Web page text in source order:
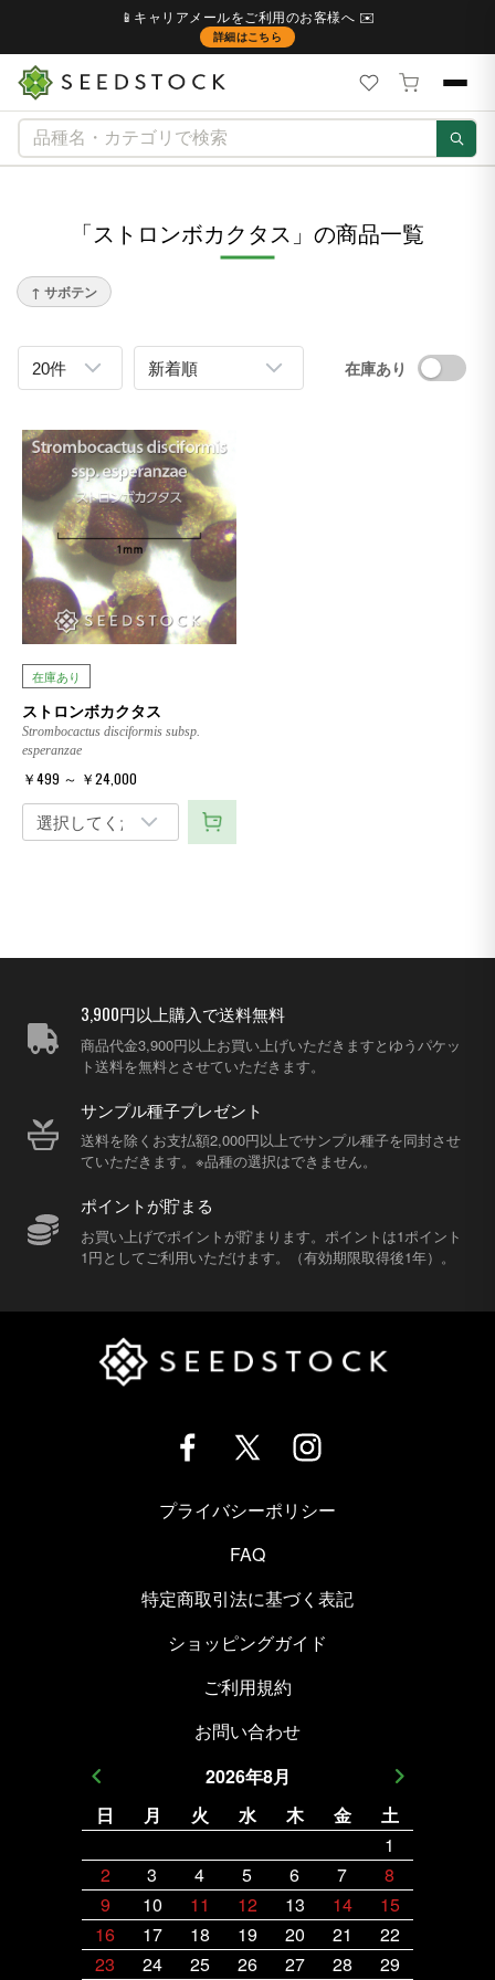
📱キャリアメールをご利用のお客様へ ✉️
詳細はこちら
「ストロンボカクタス」の商品一覧
↑ サボテン
在庫あり
在庫あり
ストロンボカクタス
Strombocactus disciformis subsp.
esperanzae
￥499 ～ ￥24,000
3,900円以上購入で送料無料
商品代金3,900円以上お買い上げいただきますとゆうパケッ
ト送料を無料とさせていただきます。
サンプル種子プレゼント
送料を除くお支払額2,000円以上でサンプル種子を同封させ
ていただきます。※品種の選択はできません。
ポイントが貯まる
お買い上げでポイントが貯まります。ポイントは1ポイント
1円としてご利用いただけます。（有効期限取得後1年）。
プライバシーポリシー
FAQ
特定商取引法に基づく表記
ショッピングガイド
ご利用規約
お問い合わせ
2026年8月
日
月 火 水 木 金
土
1
2
3 4 5 6 7
8
9
10 11 12 13 14
15
16
17 18 19 20 21
22
23
24 25 26 27 28 29